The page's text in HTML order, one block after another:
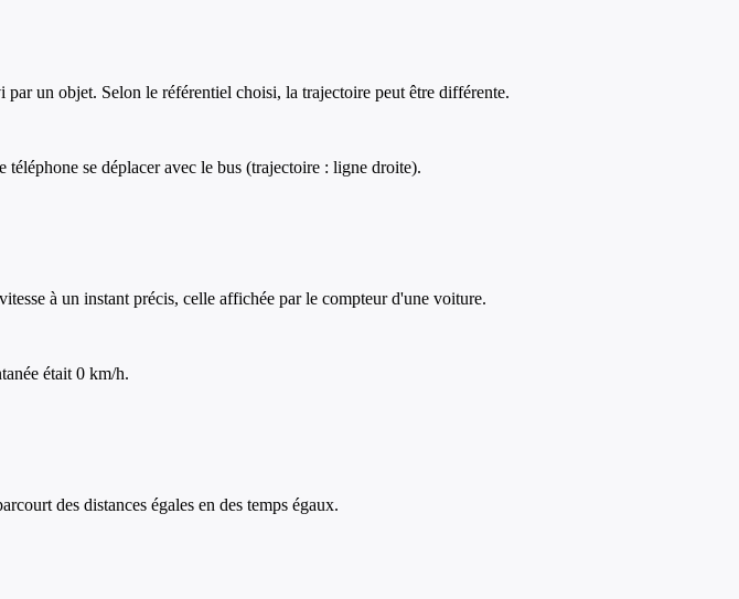
un objet. Selon le référentiel choisi, la trajectoire peut être différente.
se déplacer avec le bus (trajectoire : ligne droite).
à un instant précis, celle affichée par le compteur d'une voiture.
était 0 km/h.
des distances égales en des temps égaux.